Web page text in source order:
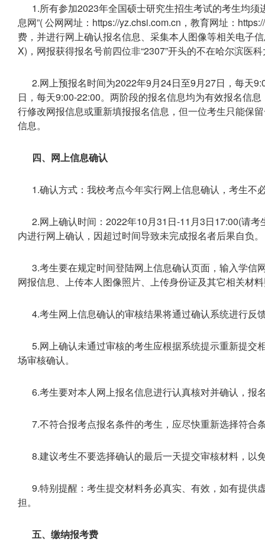
1.所有参加2023年全国硕士研究生招生考试的考生均
息网”( 公网网址：https://yz.chsi.com.cn，教育网址：
费，并进行网上确认报名信息、采集本人图像等相关电子
X)，网报获得报名号前四位非“2307”开头的不在哈尔滨医
2.网上预报名时间为2022年9月24日至9月27日，每天
日，每天9:00-22:00。两阶段的报名信息均为有效报名信
行修改网报信息或重新填报报名信息，但一位考生只能保
信息。
四、网上信息确认
1.确认方式：我校考点今年实行网上信息确认，考生不
2.网上确认时间：2022年10月31日-11月3日17:00(请
内进行网上确认，因超过时间导致未完成报名者后果自负。
3.考生要在规定时间登陆网上信息确认页面，输入学信
网报信息、上传本人图像照片、上传身份证及其它相关材
4.考生网上信息确认的审核结果将通过确认系统进行反
5.网上确认未通过审核的考生应根据系统提示重新提交
场审核确认。
6.考生要对本人网上报名信息进行认真核对并确认，报
7.不符合报考点报名条件的考生，应尽快重新选择符合
8.建议考生不要选择确认的最后一天提交审核材料，以
9.特别提醒：考生提交材料务必真实、有效，如有提供
担。
五、缴纳报考费